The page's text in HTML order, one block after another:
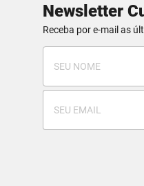
Newsletter
Receba por e-mail as